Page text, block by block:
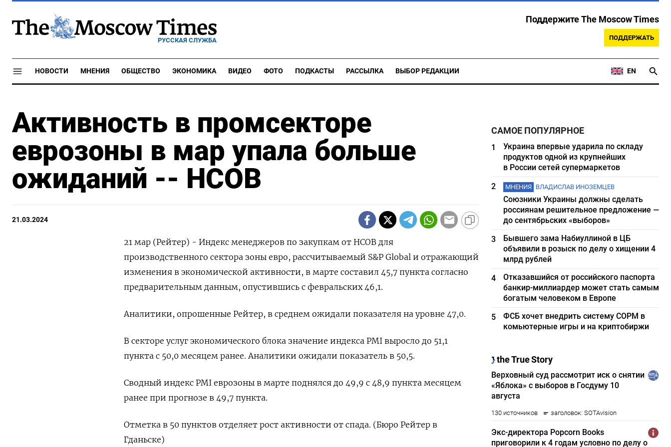
РУССКАЯ СЛУЖБА
Поддержите The Moscow Times
ПОДДЕРЖАТЬ
НОВОСТИ МНЕНИЯ ОБЩЕСТВО ЭКОНОМИКА ВИДЕО ФОТО ПОДКАСТЫ РАССЫЛКА ВЫБОР РЕДАКЦИИ EN
Активность в промсекторе
еврозоны в мар упала больше
ожиданий -- HCOB
21.03.2024
21 мар (Рейтер) - Индекс менеджеров по закупкам от HCOB для
производственного сектора зоны евро, рассчитываемый S&P Global и отражающий
изменения в экономической активности, в марте составил 45,7 пункта согласно
предварительным данным, опустившись с февральских 46,1.
Аналитики, опрошенные Рейтер, в среднем ожидали показателя на уровне 47,0.
В секторе услуг экономического блока значение индекса PMI выросло до 51,1
пункта с 50,0 месяцем ранее. Аналитики ожидали показатель в 50,5.
Сводный индекс PMI еврозоны в марте поднялся до 49,9 с 48,9 пункта месяцем
ранее при прогнозе в 49,7 пункта.
Отметка в 50 пунктов отделяет рост активности от спада. (Бюро Рейтер в
Гданьске)
САМОЕ ПОПУЛЯРНОЕ
1
Украина впервые ударила по складу
продуктов одной из крупнейших
в России сетей супермаркетов
2
МНЕНИЯ ВЛАДИСЛАВ ИНОЗЕМЦЕВ
Союзники Украины должны сделать
россиянам решительное предложение —
до сентябрьских «выборов»
3
Бывшего зама Набиуллиной в ЦБ
объявили в розыск по делу о хищении 4
млрд рублей
4
Отказавшийся от российского паспорта
банкир-миллиардер может стать самым
богатым человеком в Европе
5
ФСБ хочет внедрить систему СОРМ в
комьютерные игры и на криптобиржи